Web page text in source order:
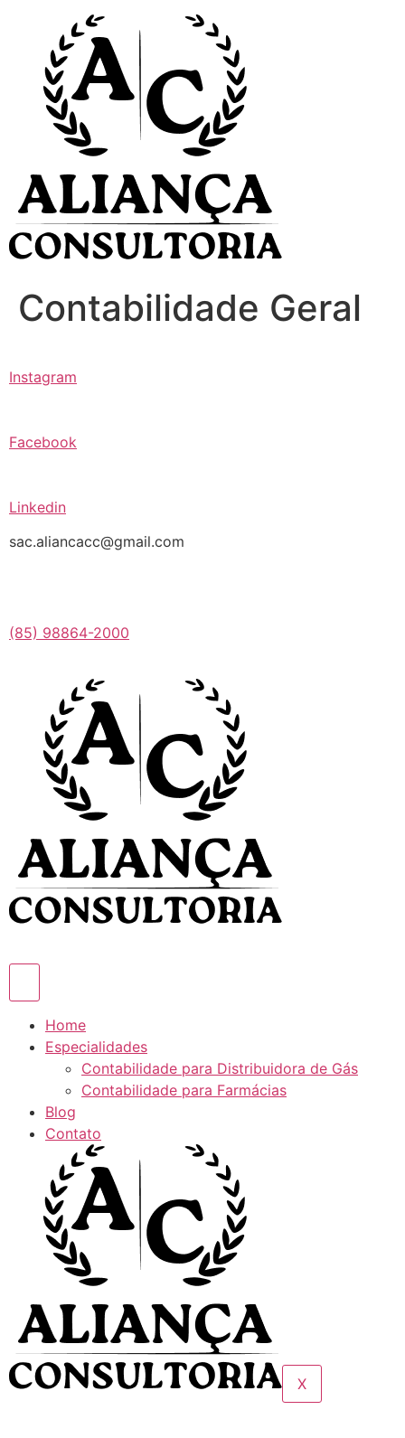
conteúdo
Contabilidade Geral
Instagram
Facebook
Linkedin
sac.aliancacc@gmail.com
(85) 98864-2000
Home
Especialidades
Contabilidade para Distribuidora de Gás
Contabilidade para Farmácias
Blog
Contato
X